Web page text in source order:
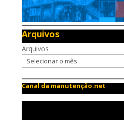
Arquivos
Arquivos
Canal da manutenção.net